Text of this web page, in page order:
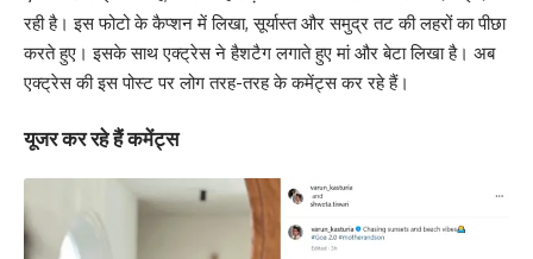
रही है। इस फोटो के कैप्शन में लिखा, सूर्यास्त और समुद्र तट की लहरों का पीछा
करते हुए। इसके साथ एक्ट्रेस ने हैशटैग लगाते हुए मां और बेटा लिखा है। अब
एक्ट्रेस की इस पोस्ट पर लोग तरह-तरह के कमेंट्स कर रहे हैं।
यूजर कर रहे हैं कमेंट्स